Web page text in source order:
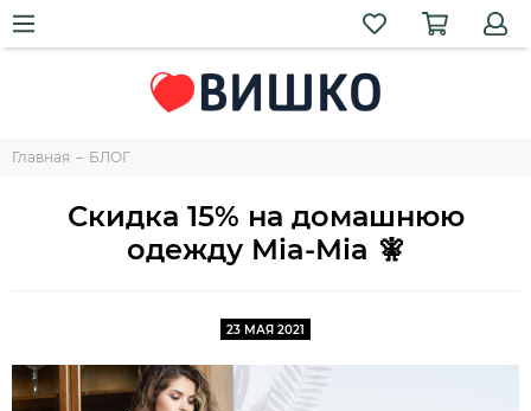
Главная БЛОГ
Скидка 15% на домашнюю
одежду Mia-Mia 🧚
23 МАЯ 2021